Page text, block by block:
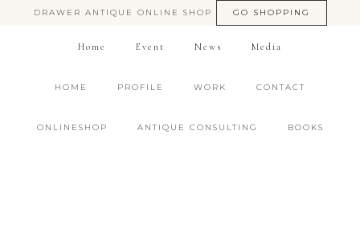
DRAWER ANTIQUE ONLINE SHOP GO SHOPPING
Home Event News Media
HOME PROFILE WORK CONTACT
ONLINESHOP ANTIQUE CONSULTING BOOKS